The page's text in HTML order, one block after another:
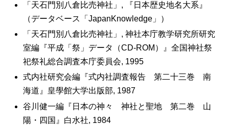
「天石門別八倉比売神社」, 『日本歴史地名大系』
（データベース「JapanKnowledge」）
「天石門別八倉比売神社」, 神社本庁教学研究所研究
室編『平成「祭」データ（CD-ROM）』全国神社祭
祀祭礼総合調査本庁委員会, 1995
式内社研究会編『式内社調査報告 第二十三巻 南
海道』皇學館大学出版部, 1987
谷川健一編『日本の神々 神社と聖地 第二巻 山
陽・四国』白水社, 1984